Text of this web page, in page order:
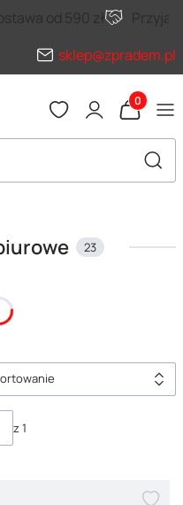
od 590 zł
sklep@zpradem.pl
Produkty
23
z 1